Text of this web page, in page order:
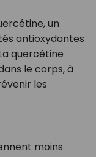
un
antioxydantes
quercétine
le corps, à
les
moins